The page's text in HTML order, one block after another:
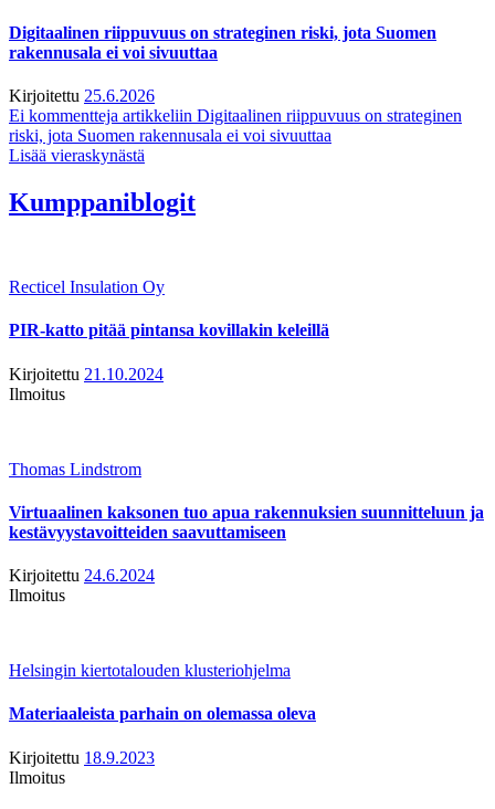
Digitaalinen riippuvuus on strateginen riski, jota Suomen
rakennusala ei voi sivuuttaa
Kirjoitettu 25.6.2026
Ei kommentteja artikkeliin Digitaalinen riippuvuus on strateginen
riski, jota Suomen rakennusala ei voi sivuuttaa
Lisää vieraskynästä
Kumppaniblogit
Recticel Insulation Oy
PIR-katto pitää pintansa kovillakin keleillä
Kirjoitettu 21.10.2024
Ilmoitus
Thomas Lindstrom
Virtuaalinen kaksonen tuo apua rakennuksien suunnitteluun ja
kestävyystavoitteiden saavuttamiseen
Kirjoitettu 24.6.2024
Ilmoitus
Helsingin kiertotalouden klusteriohjelma
Materiaaleista parhain on olemassa oleva
Kirjoitettu 18.9.2023
Ilmoitus